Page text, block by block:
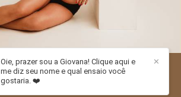
PITORI
✕
Oie, prazer sou a Giovana! Clique aqui e
me diz seu nome e qual ensaio você
gostaria. ❤️